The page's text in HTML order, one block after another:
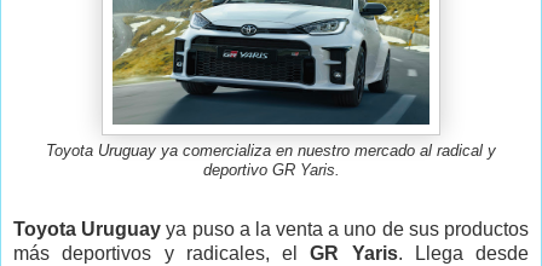
Toyota Uruguay ya comercializa en nuestro mercado al radical y
deportivo GR Yaris.
Toyota Uruguay ya puso a la venta a uno de sus productos
más deportivos y radicales, elGR Yaris. Llega desde